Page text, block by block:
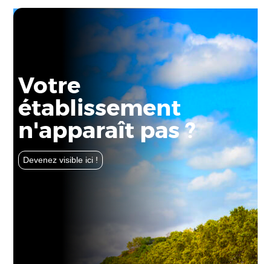
Votre
établissement
n'apparaît pas ?
Devenez visible ici !